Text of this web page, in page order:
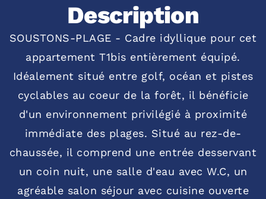
Description
SOUSTONS-PLAGE - Cadre idyllique pour cet
appartement T1bis entièrement équipé.
Idéalement situé entre golf, océan et pistes
cyclables au coeur de la forêt, il bénéficie
d'un environnement privilégié à proximité
immédiate des plages. Situé au rez-de-
chaussée, il comprend une entrée desservant
un coin nuit, une salle d'eau avec W.C, un
agréable salon séjour avec cuisine ouverte